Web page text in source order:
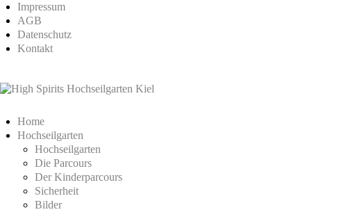
Impressum
AGB
Datenschutz
Kontakt
Home
Hochseilgarten
Hochseilgarten
Die Parcours
Der Kinderparcours
Sicherheit
Bilder